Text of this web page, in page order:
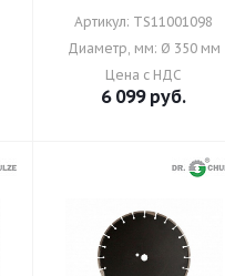
Артикул: TS11001098
Диаметр, мм: Ø 350 мм
Цена с НДС
6 099руб.